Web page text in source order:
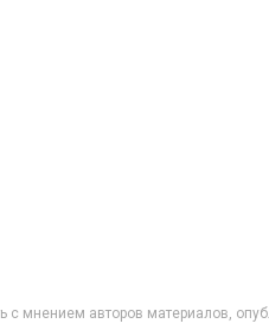
мнением авторов материалов,